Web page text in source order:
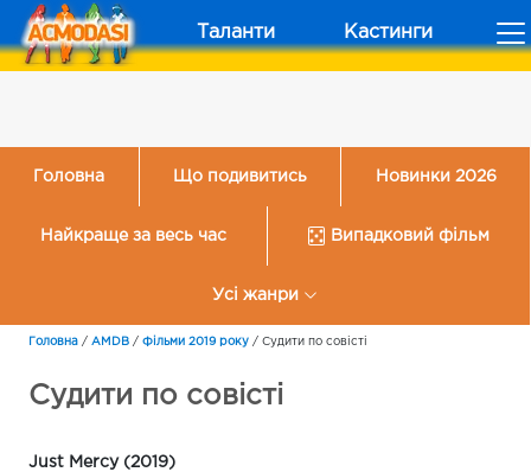
Таланти Кастинги
Головна Що подивитись Новинки 2026
Найкраще за весь час Випадковий фільм
Усі жанри
Головна / AMDB / Фільми 2019 року / Судити по совісті
Судити по совісті
Just Mercy (2019)